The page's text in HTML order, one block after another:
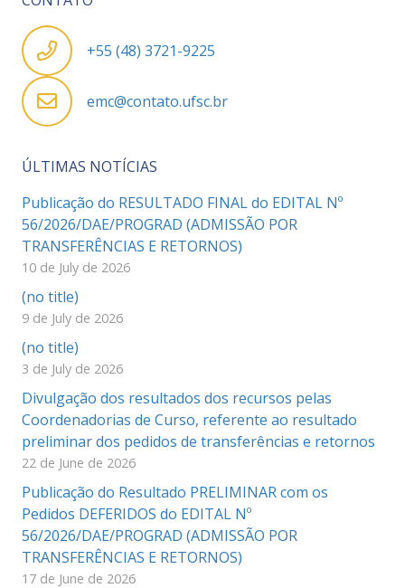
+55 (48) 3721-9225
emc@contato.ufsc.br
ÚLTIMAS NOTÍCIAS
Publicação do RESULTADO FINAL do EDITAL Nº
56/2026/DAE/PROGRAD (ADMISSÃO POR
TRANSFERÊNCIAS E RETORNOS)
10 de July de 2026
(no title)
9 de July de 2026
(no title)
3 de July de 2026
Divulgação dos resultados dos recursos pelas
Coordenadorias de Curso, referente ao resultado
preliminar dos pedidos de transferências e retornos
22 de June de 2026
Publicação do Resultado PRELIMINAR com os
Pedidos DEFERIDOS do EDITAL Nº
56/2026/DAE/PROGRAD (ADMISSÃO POR
TRANSFERÊNCIAS E RETORNOS)
17 de June de 2026